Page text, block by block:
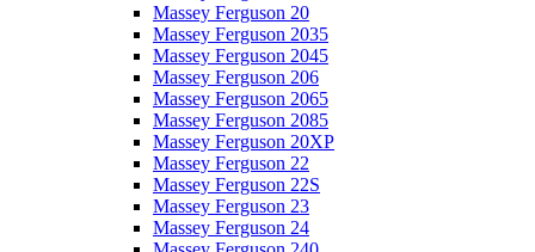
Massey Ferguson 20
Massey Ferguson 2035
Massey Ferguson 2045
Massey Ferguson 206
Massey Ferguson 2065
Massey Ferguson 2085
Massey Ferguson 20XP
Massey Ferguson 22
Massey Ferguson 22S
Massey Ferguson 23
Massey Ferguson 24